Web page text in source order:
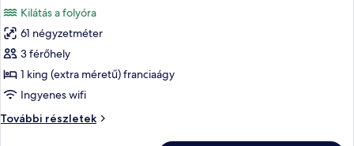
összes
képének
megtekintése:
Premier
szoba,
1
king
Kilátás a folyóra
61 négyzetméter
3 férőhely
1 king (extra méretű) franciaágy
Ingyenes wifi
További részletek
Premier